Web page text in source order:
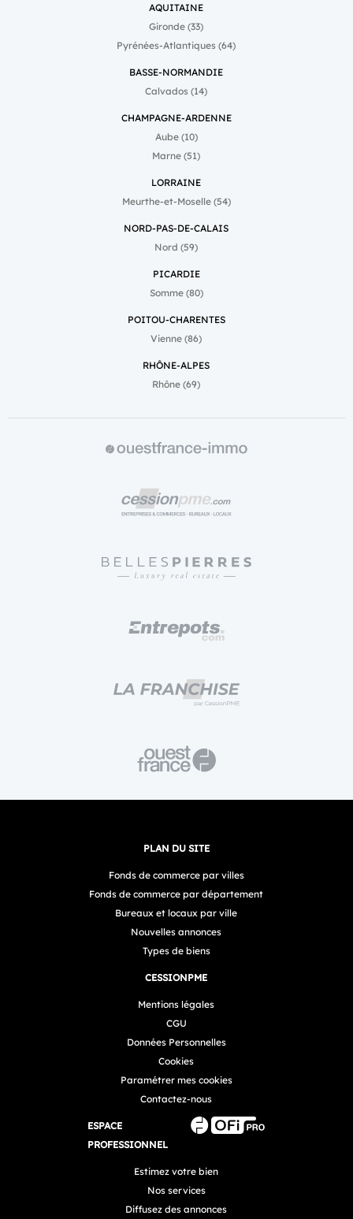
AQUITAINE
Gironde (33)
Pyrénées-Atlantiques (64)
BASSE-NORMANDIE
Calvados (14)
CHAMPAGNE-ARDENNE
Aube (10)
Marne (51)
LORRAINE
Meurthe-et-Moselle (54)
NORD-PAS-DE-CALAIS
Nord (59)
PICARDIE
Somme (80)
POITOU-CHARENTES
Vienne (86)
RHÔNE-ALPES
Rhône (69)
PLAN DU SITE
Fonds de commerce par villes
Fonds de commerce par département
Bureaux et locaux par ville
Nouvelles annonces
Types de biens
CESSIONPME
Mentions légales
CGU
Données Personnelles
Cookies
Paramétrer mes cookies
Contactez-nous
ESPACE
PROFESSIONNEL
Estimez votre bien
Nos services
Diffusez des annonces